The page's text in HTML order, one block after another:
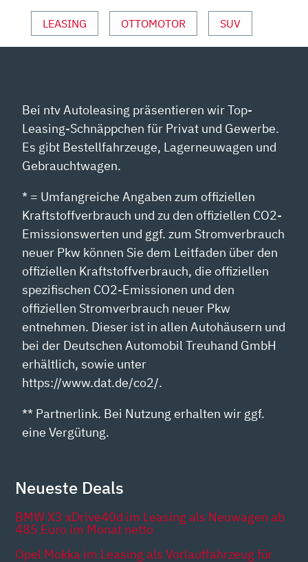
YOUTUBE
ANZEIGEN
LEASING OTTOMOTOR SUV
Bei ntv Autoleasing präsentieren wir Top-
Leasing-Schnäppchen für Privat und Gewerbe.
Es gibt Bestellfahrzeuge, Lagerneuwagen und
Gebrauchtwagen.
* = Umfangreiche Angaben zum offiziellen
Kraftstoffverbrauch und zu den offiziellen CO2-
Emissionswerten und ggf. zum Stromverbrauch
neuer Pkw können Sie dem Leitfaden über den
offiziellen Kraftstoffverbrauch, die offiziellen
spezifischen CO2-Emissionen und den
offiziellen Stromverbrauch neuer Pkw
entnehmen. Dieser ist in allen Autohäusern und
bei der Deutschen Automobil Treuhand GmbH
erhältlich, sowie unter
https://www.dat.de/co2/.
** Partnerlink. Bei Nutzung erhalten wir ggf.
eine Vergütung.
Neueste Deals
BMW X3 xDrive40d im Leasing als Neuwagen ab
485 Euro im Monat netto
Opel Mokka im Leasing als Vorlauffahrzeug für